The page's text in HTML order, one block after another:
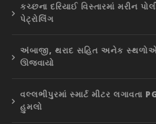
કચ્છના દરિયાઈ વિસ્તારમાં મરીન
પેટ્રોલિંગ
અંબાજી, થરાદ સહિત અનેક સ્થળોએ
ઊજવાયો
વલ્લભીપુરમાં સ્માર્ટ મીટર લગાવતા
હુમલો